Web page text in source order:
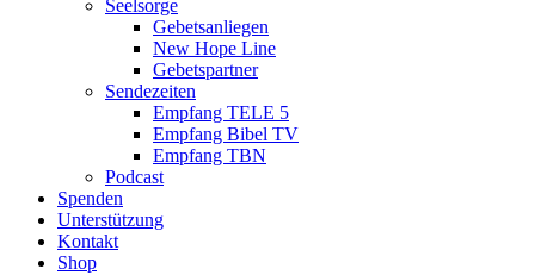
Seelsorge
Gebetsanliegen
New Hope Line
Gebetspartner
Sendezeiten
Empfang TELE 5
Empfang Bibel TV
Empfang TBN
Podcast
Spenden
Unterstützung
Kontakt
Shop